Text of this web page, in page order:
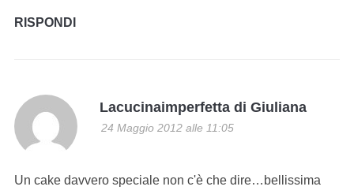
RISPONDI
Lacucinaimperfetta di Giuliana
24 Maggio 2012 alle 11:05
Un cake davvero speciale non c'è che dire…bellissima